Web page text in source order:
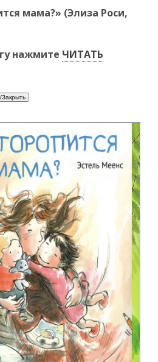
мама?» (Элиза Роси,
нажмите ЧИТАТЬ